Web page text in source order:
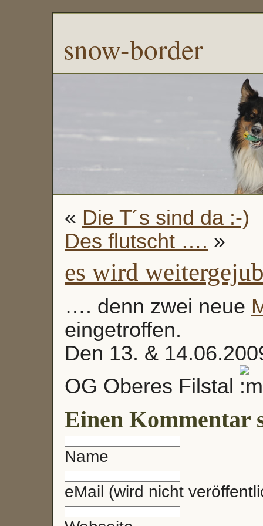
snow-border
« Die T´s sind da :-)
Des flutscht …. »
es wird
…. denn zwei neue
eingetroffen.
Den 13. &
OG Oberes Filstal
Einen Kommentar
Name
eMail (wird nicht